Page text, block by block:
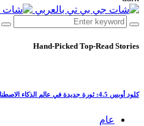
Hand-Picked Top-Read Stories
كلود أوبس 4.5: ثورة جديدة في عالم الذكاء الاصطناعي التوليدي
عام